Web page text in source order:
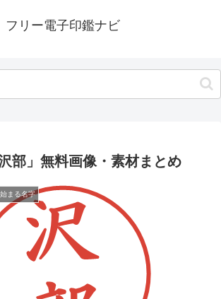
フリー電子印鑑ナビ
部」無料画像・素材まとめ
まる名字